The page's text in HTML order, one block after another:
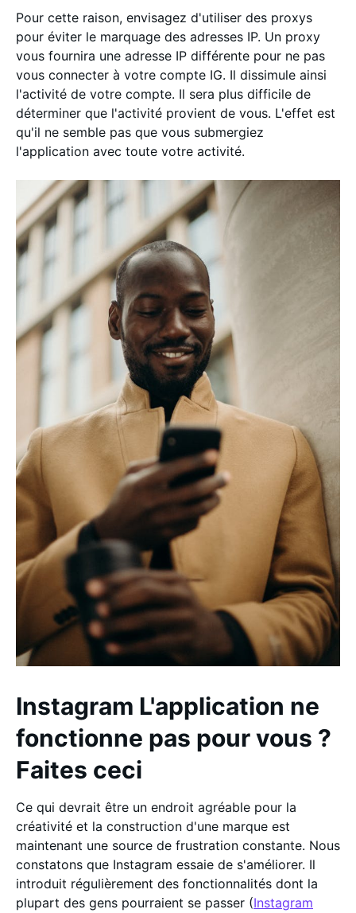
Pour cette raison, envisagez d'utiliser des proxys
pour éviter le marquage des adresses IP. Un proxy
vous fournira une adresse IP différente pour ne pas
vous connecter à votre compte IG. Il dissimule ainsi
l'activité de votre compte. Il sera plus difficile de
déterminer que l'activité provient de vous. L'effet est
qu'il ne semble pas que vous submergiez
l'application avec toute votre activité.
Instagram L'application ne
fonctionne pas pour vous ?
Faites ceci
Ce qui devrait être un endroit agréable pour la
créativité et la construction d'une marque est
maintenant une source de frustration constante. Nous
constatons que Instagram essaie de s'améliorer. Il
introduit régulièrement des fonctionnalités dont la
plupart des gens pourraient se passer (Instagram